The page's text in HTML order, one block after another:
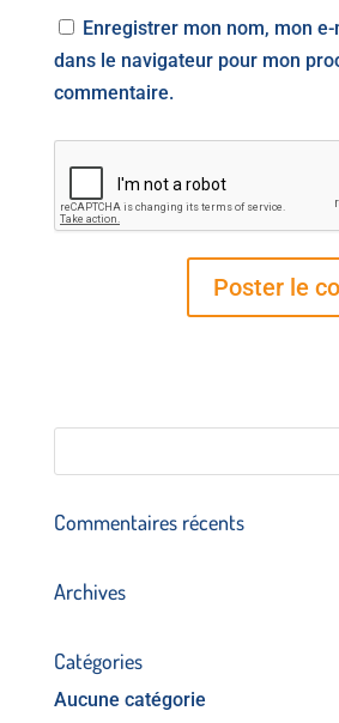
Enregistrer mon nom, mon
dans le navigateur pour mon
commentaire.
Commentaires récents
Archives
Catégories
Aucune catégorie